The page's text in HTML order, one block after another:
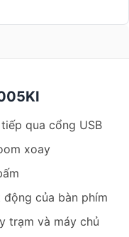
qua cổng USB
xoay
của bàn phím
trạm và máy chủ